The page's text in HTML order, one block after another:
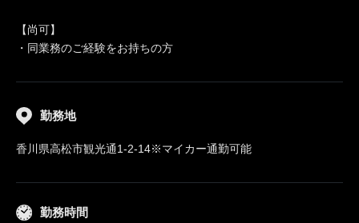
【尚可】
・同業務のご経験をお持ちの方
勤務地
香川県高松市観光通1-2-14※マイカー通勤可能
勤務時間